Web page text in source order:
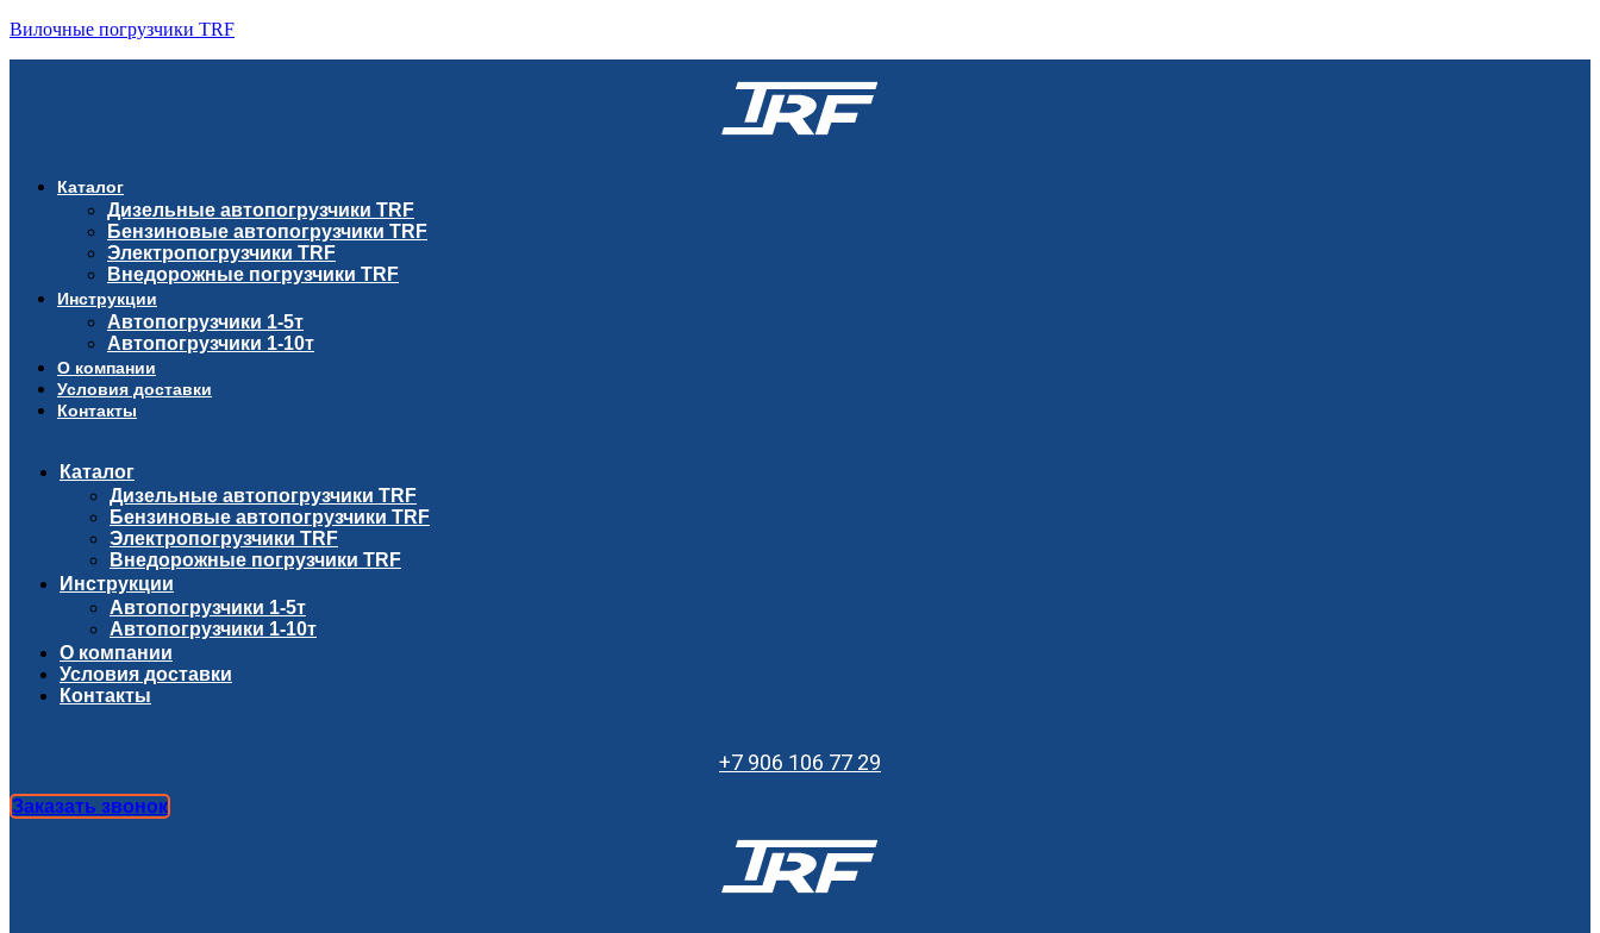
Вилочные погрузчики TRF
Каталог
Дизельные автопогрузчики TRF
Бензиновые автопогрузчики TRF
Электропогрузчики TRF
Внедорожные погрузчики TRF
Инструкции
Автопогрузчики 1-5т
Автопогрузчики 1-10т
О компании
Условия доставки
Контакты
Каталог
Дизельные автопогрузчики TRF
Бензиновые автопогрузчики TRF
Электропогрузчики TRF
Внедорожные погрузчики TRF
Инструкции
Автопогрузчики 1-5т
Автопогрузчики 1-10т
О компании
Условия доставки
Контакты
+7 906 106 77 29
Заказать звонок